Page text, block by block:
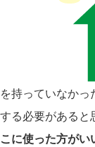
持っていなかっ
る必要があると
に使った方がい